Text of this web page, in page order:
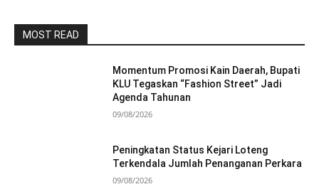
MOST READ
Momentum Promosi Kain Daerah, Bupati
KLU Tegaskan “Fashion Street” Jadi
Agenda Tahunan
09/08/2026
Peningkatan Status Kejari Loteng
Terkendala Jumlah Penanganan Perkara
09/08/2026